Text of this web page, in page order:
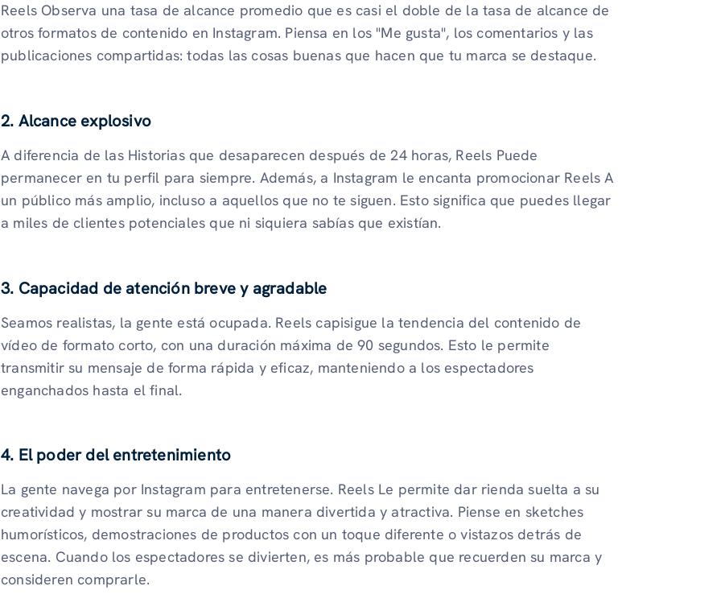
Reels Observa una tasa de alcance promedio que es casi el doble de la tasa de alcance de
otros formatos de contenido en Instagram. Piensa en los "Me gusta", los comentarios y las
publicaciones compartidas: todas las cosas buenas que hacen que tu marca se destaque.
2. Alcance explosivo
A diferencia de las Historias que desaparecen después de 24 horas, Reels Puede
permanecer en tu perfil para siempre. Además, a Instagram le encanta promocionar Reels A
un público más amplio, incluso a aquellos que no te siguen. Esto significa que puedes llegar
a miles de clientes potenciales que ni siquiera sabías que existían.
3. Capacidad de atención breve y agradable
Seamos realistas, la gente está ocupada. Reels capisigue la tendencia del contenido de
vídeo de formato corto, con una duración máxima de 90 segundos. Esto le permite
transmitir su mensaje de forma rápida y eficaz, manteniendo a los espectadores
enganchados hasta el final.
4. El poder del entretenimiento
La gente navega por Instagram para entretenerse. Reels Le permite dar rienda suelta a su
creatividad y mostrar su marca de una manera divertida y atractiva. Piense en sketches
humorísticos, demostraciones de productos con un toque diferente o vistazos detrás de
escena. Cuando los espectadores se divierten, es más probable que recuerden su marca y
consideren comprarle.